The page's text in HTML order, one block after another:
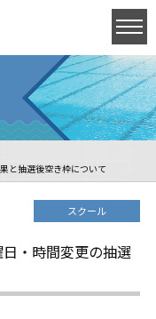
と抽選後空き枠について
スクール
・時間変更の抽選